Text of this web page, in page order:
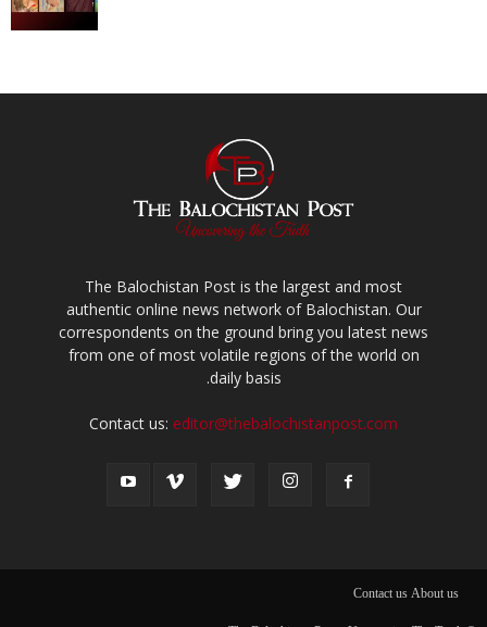
The Balochistan Post is the largest and most
authentic online news network of Balochistan. Our
correspondents on the ground bring you latest news
from one of most volatile regions of the world on
daily basis.
Contact us: editor@thebalochistanpost.com
About us
Contact us